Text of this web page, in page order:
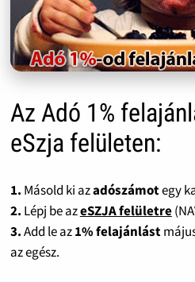
Az Adó 1%
eSzja felületen:
1. Másold ki azadószámotegy
2. Lépj be azeSZJA felületre
3.Add le az1% felajánlást
az egész.